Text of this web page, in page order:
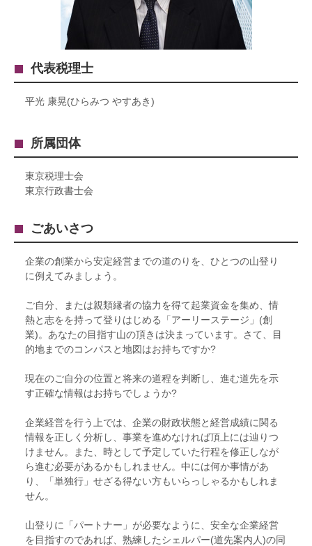
代表税理士
平光 康晃(ひらみつ やすあき)
所属団体
東京税理士会
東京行政書士会
ごあいさつ
企業の創業から安定経営までの道のりを、ひとつの山登り
に例えてみましょう。
ご自分、または親類縁者の協力を得て起業資金を集め、情
熱と志をを持って登りはじめる「アーリーステージ」(創
業)。あなたの目指す山の頂きは決まっています。さて、目
的地までのコンパスと地図はお持ちですか?
現在のご自分の位置と将来の道程を判断し、進む道先を示
す正確な情報はお持ちでしょうか?
企業経営を行う上では、企業の財政状態と経営成績に関る
情報を正しく分析し、事業を進めなければ頂上には辿りつ
けません。また、時として予定していた行程を修正しなが
ら進む必要があるかもしれません。中には何か事情があ
り、「単独行」せざる得ない方もいらっしゃるかもしれま
せん。
山登りに「パートナー」が必要なように、安全な企業経営
を目指すのであれば、熟練したシェルパー(道先案内人)の同